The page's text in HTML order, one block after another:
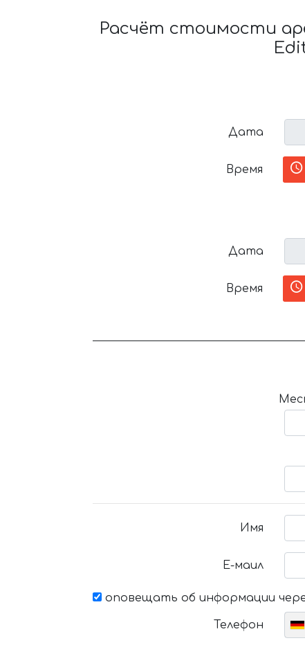
Расчёт стоимости
Дата
Время
Дата
Время
Имя
Е-маил
оповещать об информации
Телефон